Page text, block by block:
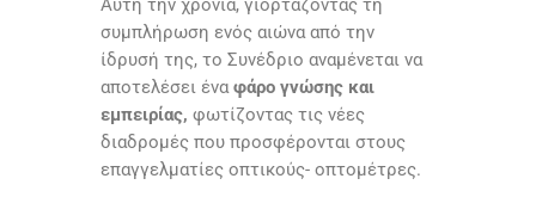
συμπλήρωση ενός αιώνα από την
ίδρυσή της, το Συνέδριο αναμένεται να
αποτελέσει ένα φάρο γνώσης και
εμπειρίας, φωτίζοντας τις νέες
διαδρομές που προσφέρονται στους
επαγγελματίες οπτικούς- οπτομέτρες.